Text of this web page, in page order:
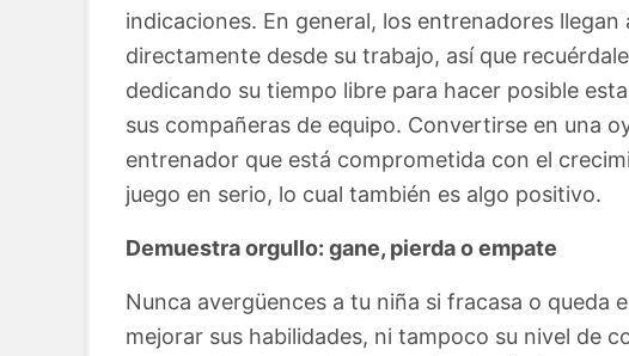
indicaciones. En general, los entrenadores
directamente desde su trabajo, así que
dedicando su tiempo libre para hacer posible
sus compañeras de equipo. Convertirse en una
entrenador que está comprometida con el
juego en serio, lo cual también es algo positivo.
Demuestra orgullo: gane, pierda o empate
Nunca avergüences a tu niña si fracasa o queda
mejorar sus habilidades, ni tampoco su nivel de